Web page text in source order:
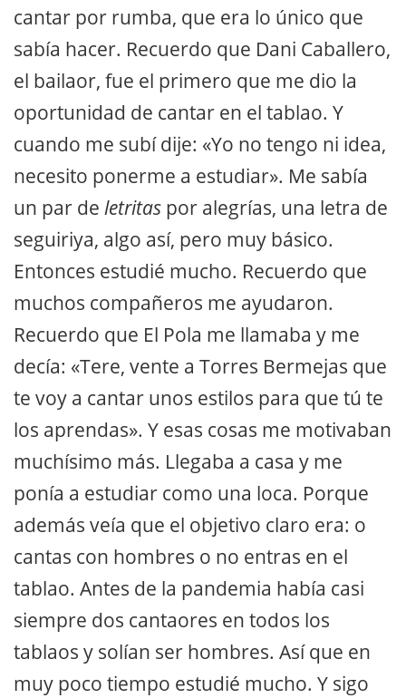
cantar por rumba, que era lo único que
sabía hacer. Recuerdo que Dani Caballero,
el bailaor, fue el primero que me dio la
oportunidad de cantar en el tablao. Y
cuando me subí dije: «Yo no tengo ni idea,
necesito ponerme a estudiar». Me sabía
un par de letritas por alegrías, una letra de
seguiriya, algo así, pero muy básico.
Entonces estudié mucho. Recuerdo que
muchos compañeros me ayudaron.
Recuerdo que El Pola me llamaba y me
decía: «Tere, vente a Torres Bermejas que
te voy a cantar unos estilos para que tú te
los aprendas». Y esas cosas me motivaban
muchísimo más. Llegaba a casa y me
ponía a estudiar como una loca. Porque
además veía que el objetivo claro era: o
cantas con hombres o no entras en el
tablao. Antes de la pandemia había casi
siempre dos cantaores en todos los
tablaos y solían ser hombres. Así que en
muy poco tiempo estudié mucho. Y sigo